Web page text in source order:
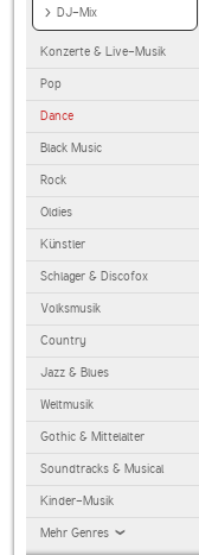
DJ-Mix
Konzerte & Live-Musik
Pop
Dance
Black Music
Rock
Oldies
Künstler
Schlager & Discofox
Volksmusik
Country
Jazz & Blues
Weltmusik
Gothic & Mittelalter
Soundtracks & Musical
Kinder-Musik
Mehr Genres